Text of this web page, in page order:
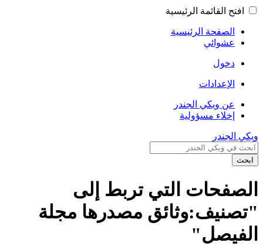
افتح القائمة الرئيسية
الصفحة الرئيسية
عشوائي
دخول
الإعدادات
عن ويكي الجندر
إخلاء مسؤولية
ويكي الجندر
ابحث
الصفحات التي تربط إلى
"تصنيف:وثائق مصدرها مجلة
الفيصل"